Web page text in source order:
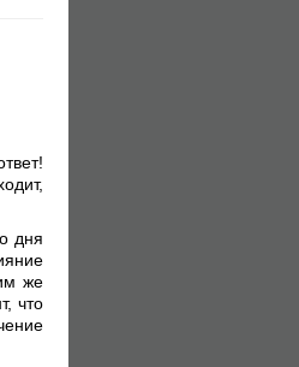
дня
же
что